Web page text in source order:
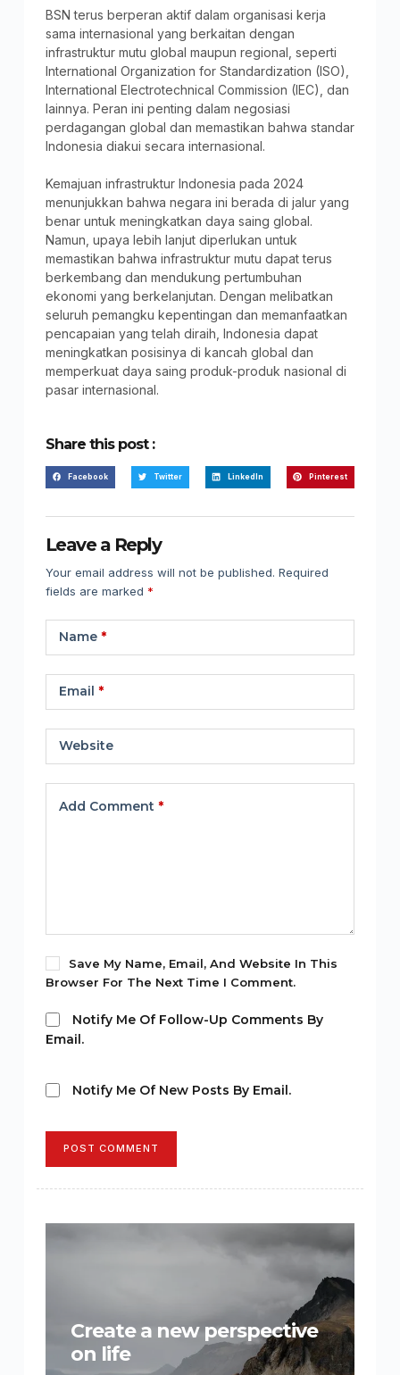
BSN terus berperan aktif dalam organisasi kerja
sama internasional yang berkaitan dengan
infrastruktur mutu global maupun regional, seperti
International Organization for Standardization (ISO),
International Electrotechnical Commission (IEC), dan
lainnya. Peran ini penting dalam negosiasi
perdagangan global dan memastikan bahwa standar
Indonesia diakui secara internasional.
Kemajuan infrastruktur Indonesia pada 2024
menunjukkan bahwa negara ini berada di jalur yang
benar untuk meningkatkan daya saing global.
Namun, upaya lebih lanjut diperlukan untuk
memastikan bahwa infrastruktur mutu dapat terus
berkembang dan mendukung pertumbuhan
ekonomi yang berkelanjutan. Dengan melibatkan
seluruh pemangku kepentingan dan memanfaatkan
pencapaian yang telah diraih, Indonesia dapat
meningkatkan posisinya di kancah global dan
memperkuat daya saing produk-produk nasional di
pasar internasional.
Share this post :
Facebook Twitter LinkedIn Pinterest
Leave a Reply
Your email address will not be published. Required
fields are marked *
Name*
Email *
Website
Add Comment *
Save My Name, Email, And Website In This
Browser For The Next Time I Comment.
Notify Me Of Follow-Up Comments By
Email.
Notify Me Of New Posts By Email.
POST COMMENT
Create a new perspective
on life